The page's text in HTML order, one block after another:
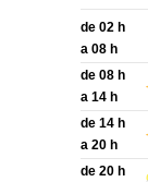
de 02 h
a 08 h
de 08 h
a 14 h
de 14 h
a 20 h
de 20 h